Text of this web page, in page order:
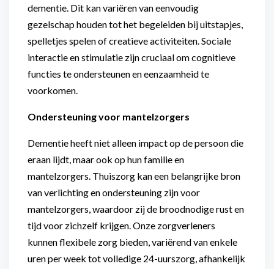
dementie. Dit kan variëren van eenvoudig
gezelschap houden tot het begeleiden bij uitstapjes,
spelletjes spelen of creatieve activiteiten. Sociale
interactie en stimulatie zijn cruciaal om cognitieve
functies te ondersteunen en eenzaamheid te
voorkomen.
Ondersteuning voor mantelzorgers
Dementie heeft niet alleen impact op de persoon die
eraan lijdt, maar ook op hun familie en
mantelzorgers. Thuiszorg kan een belangrijke bron
van verlichting en ondersteuning zijn voor
mantelzorgers, waardoor zij de broodnodige rust en
tijd voor zichzelf krijgen. Onze zorgverleners
kunnen flexibele zorg bieden, variërend van enkele
uren per week tot volledige 24-uurszorg, afhankelijk